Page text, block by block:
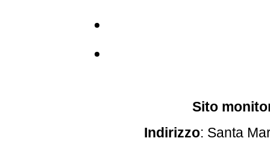
Sito
Indirizzo: Santa